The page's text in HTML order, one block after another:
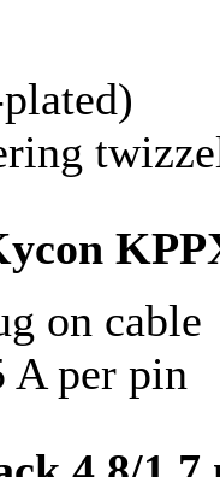
on cable
A per pin